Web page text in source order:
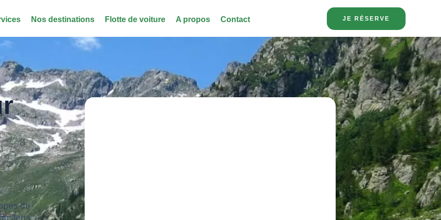
Nos destinations Flotte de voiture A propos Contact JE RÉSERVE
du